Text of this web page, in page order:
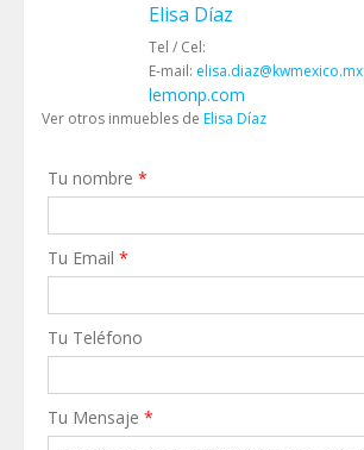
Elisa Díaz
Tel / Cel:
E-mail: elisa.diaz@kwmexico.mx
lemonp.com
Ver otros inmuebles de Elisa Díaz
Tu nombre *
Tu Email *
Tu Teléfono
Tu Mensaje *